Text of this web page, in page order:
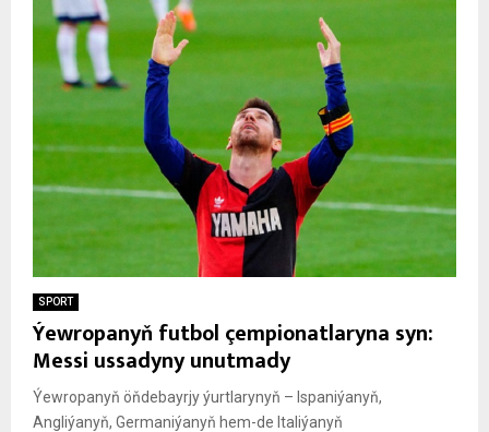
SPORT
Ýewropanyň futbol çempionatlaryna syn:
Messi ussadyny unutmady
Ýewropanyň öňdebayrjy ýurtlarynyň – Ispaniýanyň,
Angliýanyň, Germaniýanyň hem-de Italiýanyň